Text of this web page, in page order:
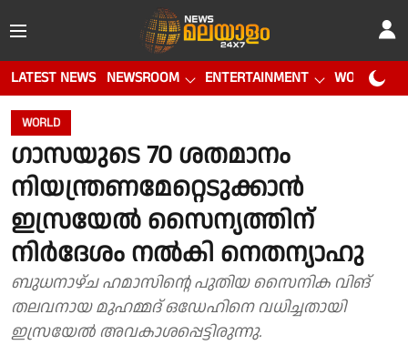
LATEST NEWS NEWSROOM ENTERTAINMENT WORLD CUP
WORLD
ഗാസയുടെ 70 ശതമാനം
നിയന്ത്രണമേറ്റെടുക്കാൻ
ഇസ്രയേൽ സൈന്യത്തിന്
നിർദേശം നൽകി നെതന്യാഹു
ബുധനാഴ്ച ഹമാസിൻ്റെ പുതിയ സൈനിക വിങ്
തലവനായ മുഹമ്മദ് ഒഡേഹിനെ വധിച്ചതായി
ഇസ്രയേൽ അവകാശപ്പെട്ടിരുന്നു.